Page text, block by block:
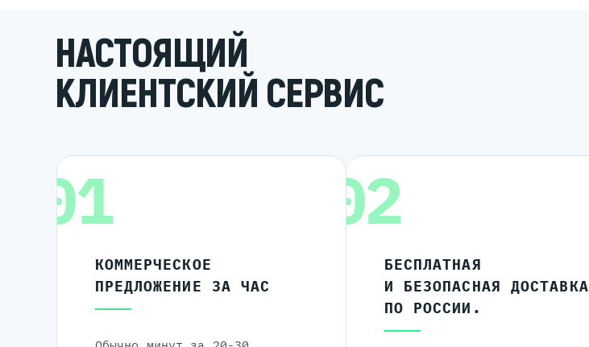
НАСТОЯЩИЙ
КЛИЕНТСКИЙ СЕРВИС
01
КОММЕРЧЕСКОЕ
ПРЕДЛОЖЕНИЕ ЗА ЧАС
02
БЕСПЛАТНАЯ
И БЕЗОПАСНАЯ ДОСТАВКА
ПО РОССИИ.